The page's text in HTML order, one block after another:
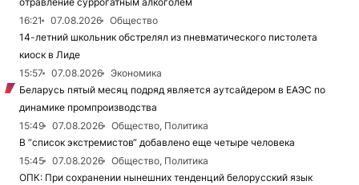
16:21
07.08.2026
Общество
14-летний школьник обстрелял из пневматического пистолета
киоск в Лиде
15:57
07.08.2026
Экономика
Беларусь пятый месяц подряд является аутсайдером в ЕАЭС по
динамике промпроизводства
15:49
07.08.2026
Общество, Политика
В “список экстремистов“ добавлено еще четыре человека
15:45
07.08.2026
Общество, Политика
ОПК: При сохранении нынешних тенденций белорусский язык